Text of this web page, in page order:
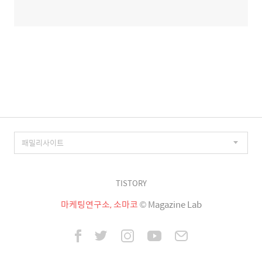
TISTORY
마케팅연구소, 소마코© Magazine Lab